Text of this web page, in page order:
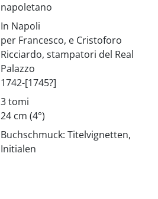
napoletano
In Napoli
per Francesco, e Cristoforo
Ricciardo, stampatori del Real
Palazzo
1742-[1745?]
3 tomi
24 cm (4°)
Buchschmuck: Titelvignetten,
Initialen